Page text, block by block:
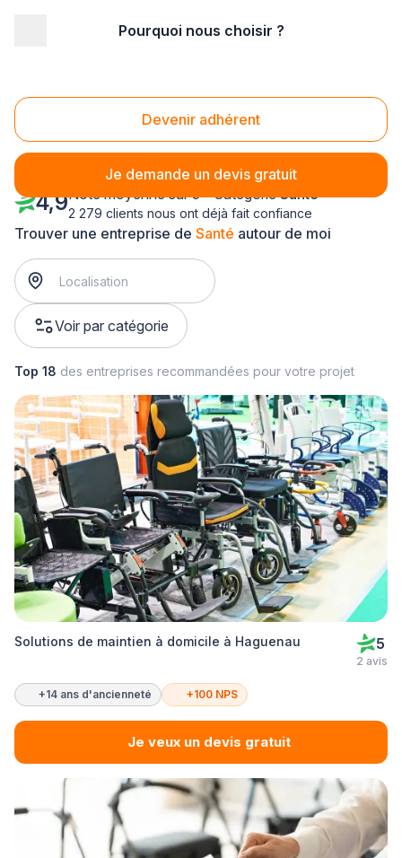
Pourquoi nous choisir ?
Devenir adhérent
Je demande un devis gratuit
Santé
Trouver une entreprise de Santé autour de moi
Voir par catégorie
4,9Note moyenne sur 5 - CatégorieSanté
2 279 clients nous ont déjà fait confiance
Top 18 des entreprises recommandées pour votre projet
Solutions de maintien à domicile à Haguenau 5
2 avis
+14 ans d'ancienneté +100 NPS
Je veux un devis gratuit